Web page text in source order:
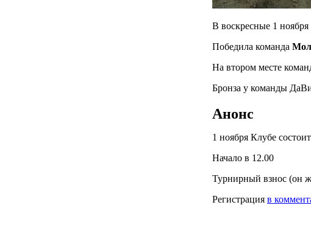
В воскресные 1
Победила команда
На втором месте
Бронза у команды
Анонс
1 ноября Клубе
Начало в 12.00
Турнирный взнос (он
Регистрация в